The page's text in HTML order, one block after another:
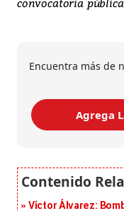
convocatoria pública
Encuentra más de
Agrega
Víctor Álvarez: